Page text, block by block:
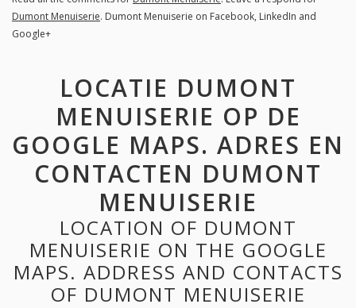
Dumont Menuiserie. Dumont Menuiserie on Facebook, LinkedIn and
Google+
LOCATIE DUMONT
MENUISERIE OP DE
GOOGLE MAPS. ADRES EN
CONTACTEN DUMONT
MENUISERIE
LOCATION OF DUMONT
MENUISERIE ON THE GOOGLE
MAPS. ADDRESS AND CONTACTS
OF DUMONT MENUISERIE